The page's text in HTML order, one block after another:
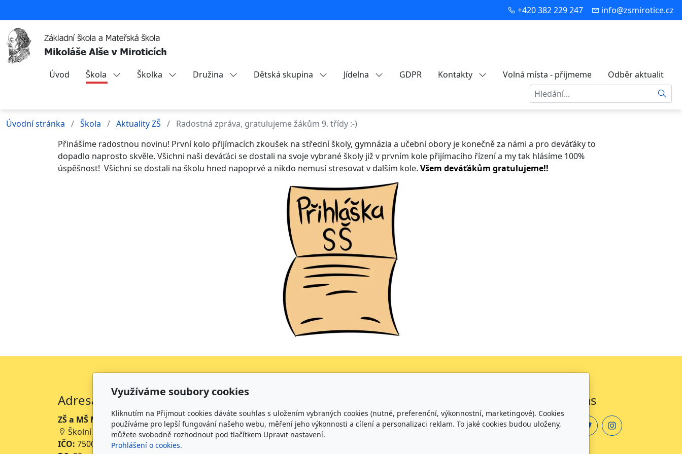
+420 382 229 247 info@zsmirotice.cz
Úvod Škola Školka Družina Dětská skupina Jídelna GDPR Kontakty Volná místa - přijmeme
Odběr aktualit
Hledat
Úvodní stránka Škola Aktuality ZŠ
Radostná zpráva, gratulujeme žákům 9. třídy :-)
Přinášíme radostnou novinu! První kolo přijímacích zkoušek na střední školy, gymnázia a učební obory je konečně za námi a pro deváťáky to
dopadlo naprosto skvěle. Všichni naši deváťáci se dostali na svoje vybrané školy již v prvním kole přijímacího řízení a my tak hlásíme 100%
úspěšnost! Všichni se dostali na školu hned napoprvé a nikdo nemusí stresovat v dalším kole. Všem deváťákům gratulujeme!!
Adresa
ZŠ a MŠ Mikoláše Alše Mirotice
Školní 234, 398 01 Mirotice
IČO: 75001063
Kontakt
+420 734 316 620 - Ředitel školy
+420 733 539 322 - Zástupce ředitele pro předškolní vzdělávání
Sledujte nás
Využíváme soubory cookies
Kliknutím na Přijmout cookies dáváte souhlas s uložením vybraných cookies (nutné, preferenční, výkonnostní, marketingové). Cookies
používáme pro lepší fungování našeho webu, měření jeho výkonnosti a cílení a personalizaci reklam. To jaké cookies budou uloženy,
můžete svobodně rozhodnout pod tlačítkem Upravit nastavení.
Prohlášení o cookies.